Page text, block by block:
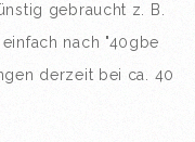
gebraucht z. B.
nach "40gbe
derzeit bei ca. 40